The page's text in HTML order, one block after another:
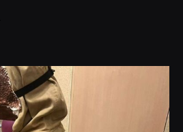
dobryhorror
Lis 1